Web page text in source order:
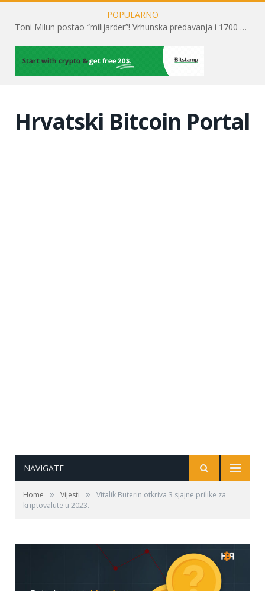
POPULARNO
Toni Milun postao “milijarder”! Vrhunska predavanja i 1700 posjetitelja obilježili su mjesec financijske pismenosti
Hrvatski Bitcoin Portal
NAVIGATE
Home » Vijesti »
Vitalik Buterin otkriva 3 sjajne prilike za
kriptovalute u 2023.